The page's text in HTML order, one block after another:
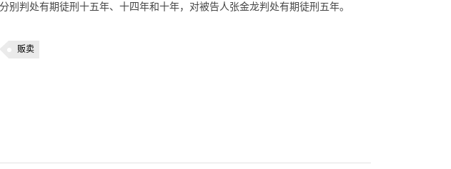
别判处有期徒刑十五年、十四年和十年，对被告人张金龙判处有期徒刑五年。
贩卖